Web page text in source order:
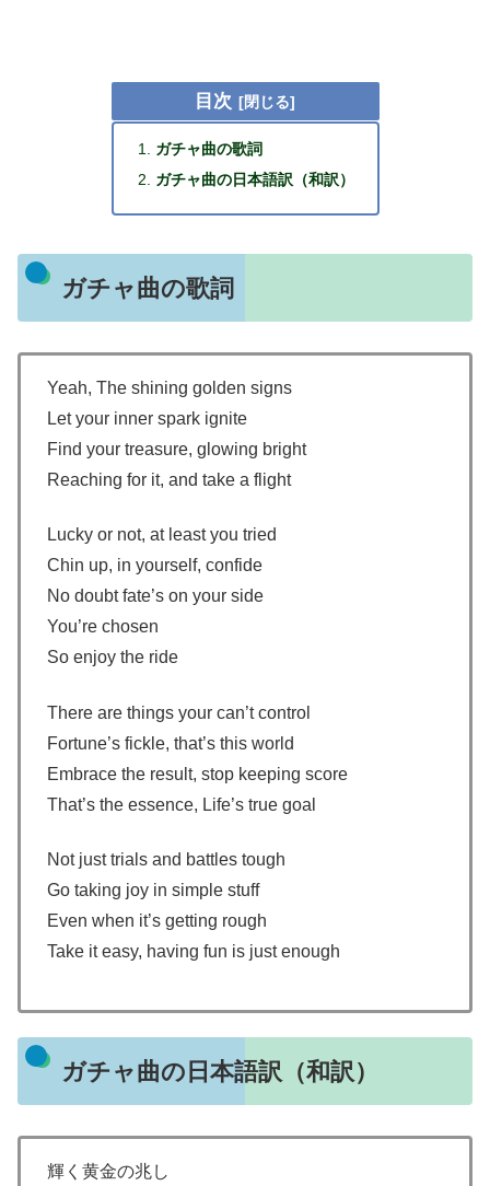
目次
ガチャ曲の歌詞
ガチャ曲の日本語訳（和訳）
ガチャ曲の歌詞
Yeah, The shining golden signs
Let your inner spark ignite
Find your treasure, glowing bright
Reaching for it, and take a flight
Lucky or not, at least you tried
Chin up, in yourself, confide
No doubt fate’s on your side
You’re chosen
So enjoy the ride
There are things your can’t control
Fortune’s fickle, that’s this world
Embrace the result, stop keeping score
That’s the essence, Life’s true goal
Not just trials and battles tough
Go taking joy in simple stuff
Even when it’s getting rough
Take it easy, having fun is just enough
ガチャ曲の日本語訳（和訳）
輝く黄金の兆し